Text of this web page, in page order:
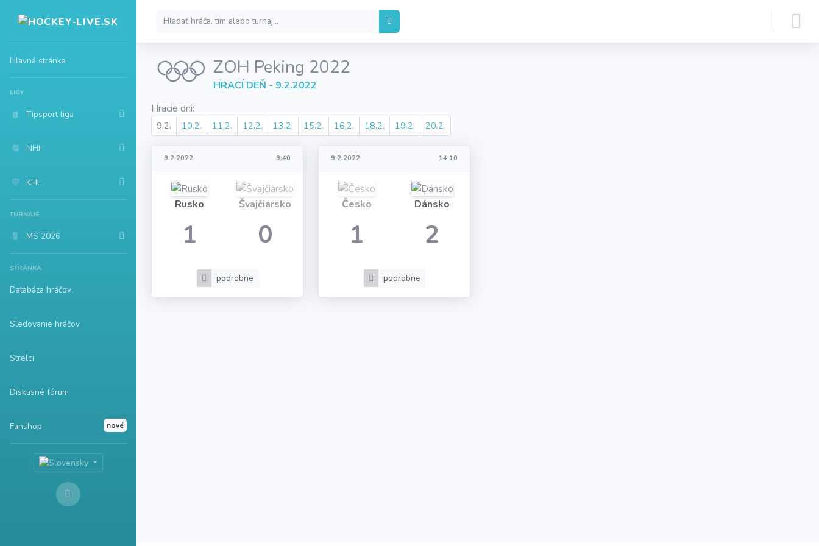
Hlavná stránka
LIGY
Tipsport liga
NHL
KHL
TURNAJE
MS 2026
STRÁNKA
Databáza hráčov
Sledovanie hráčov
Strelci
Diskusné fórum
Fanshop nové
ZOH Peking 2022
HRACÍ DEŇ - 9.2.2022
Hracie dni:
9.2. 10.2. 11.2. 12.2. 13.2. 15.2. 16.2. 18.2. 19.2. 20.2.
9.2.2022 9:40
Rusko Švajčiarsko
1 0
podrobne
9.2.2022 14:10
Česko Dánsko
1 2
podrobne